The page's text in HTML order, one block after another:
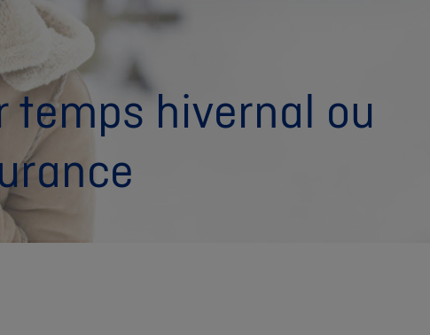
temps hivernal ou